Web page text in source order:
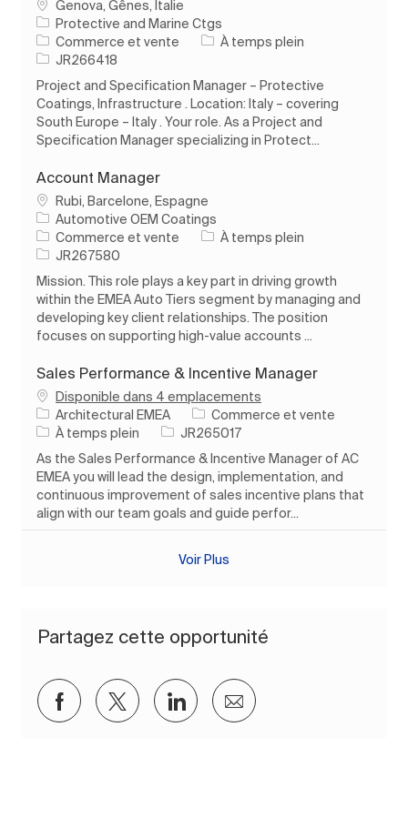
Emplacement
Genova, Gênes, Italie
Protective and Marine Ctgs
Catégorie
Commerce et vente Type d’emploi
À temps plein
ID de l’emploi
JR266418
Project and Specification Manager – Protective
Coatings, Infrastructure . Location: Italy – covering
South Europe – Italy . Your role. As a Project and
Specification Manager specializing in Protect...
Account Manager
Emplacement
Rubi, Barcelone, Espagne
Automotive OEM Coatings
Catégorie
Commerce et vente Type d’emploi
À temps plein
ID de l’emploi
JR267580
Mission. This role plays a key part in driving growth
within the EMEA Auto Tiers segment by managing and
developing key client relationships. The position
focuses on supporting high-value accounts ...
Sales Performance & Incentive Manager
Disponible dans 4 emplacements
Architectural EMEA
Catégorie
Commerce et vente
Type d’emploi
À temps plein ID de l’emploi
JR265017
As the Sales Performance & Incentive Manager of AC
EMEA you will lead the design, implementation, and
continuous improvement of sales incentive plans that
align with our team goals and guide perfor...
Voir Plus
Partagez cette opportunité
Partager via Facebook
Partager via twitter
Partager via LinkedIn
Partager par e-mail